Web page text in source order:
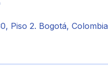
Piso 2. Bogotá, Colombia